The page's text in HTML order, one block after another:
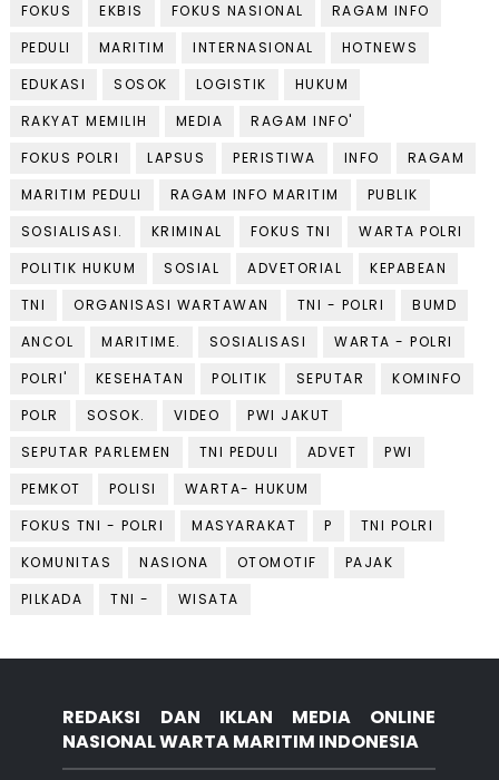
FOKUS
EKBIS FOKUS NASIONAL
RAGAM INFO
PEDULI
MARITIM INTERNASIONAL
HOTNEWS
EDUKASI
SOSOK LOGISTIK
HUKUM
RAKYAT MEMILIH
MEDIA
RAGAM INFO'
FOKUS POLRI
LAPSUS PERISTIWA INFO
RAGAM
MARITIM PEDULI
RAGAM INFO MARITIM
PUBLIK
SOSIALISASI.
KRIMINAL FOKUS TNI
WARTA POLRI
POLITIK HUKUM
SOSIAL ADVETORIAL
KEPABEAN
TNI
ORGANISASI WARTAWAN TNI - POLRI
BUMD
ANCOL
MARITIME. SOSIALISASI
WARTA - POLRI
POLRI'
KESEHATAN POLITIK SEPUTAR
KOMINFO
POLR
SOSOK. VIDEO
PWI JAKUT
SEPUTAR PARLEMEN
TNI PEDULI ADVET
PWI
PEMKOT
POLISI
WARTA- HUKUM
FOKUS TNI - POLRI
MASYARAKAT P
TNI POLRI
KOMUNITAS
NASIONA OTOMOTIF
PAJAK
PILKADA
TNI - WISATA
REDAKSI DAN IKLAN MEDIA ONLINE
NASIONAL WARTA MARITIM INDONESIA